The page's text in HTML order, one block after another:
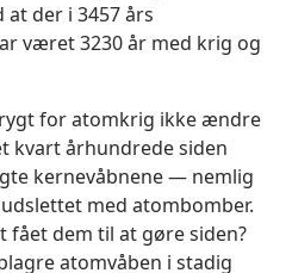
at der i 3457 års
været 3230 år med krig og
for atomkrig ikke ændre
kvart århundrede siden
kernevåbnene — nemlig
med atombomber.
fået dem til at gøre siden?
atomvåben i stadig